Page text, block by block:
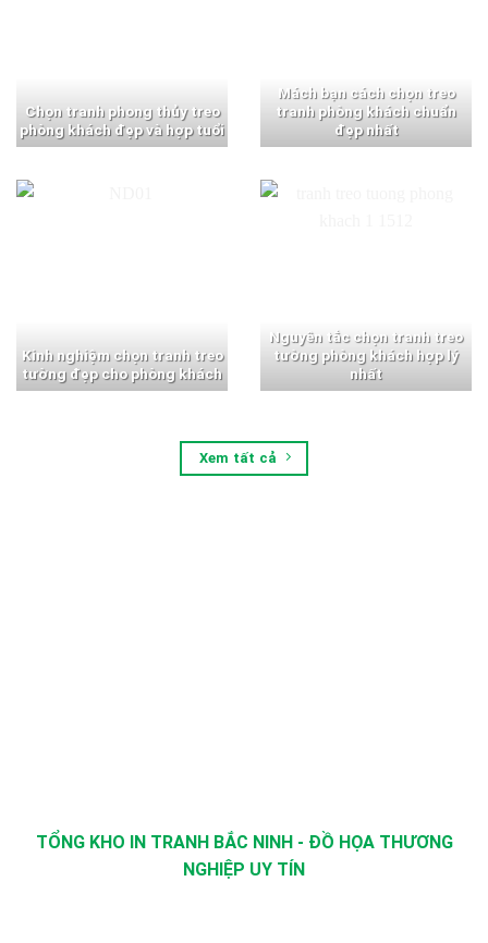
Chọn tranh phong thủy treo
phòng khách đẹp và hợp tuổi
Mách bạn cách chọn treo
tranh phòng khách chuẩn
đẹp nhất
Kinh nghiệm chọn tranh treo
tường đẹp cho phòng khách
Nguyên tắc chọn tranh treo
tường phòng khách hợp lý
nhất
Xem tất cả
TỔNG KHO IN TRANH BẮC NINH - ĐỒ HỌA THƯƠNG
NGHIỆP UY TÍN